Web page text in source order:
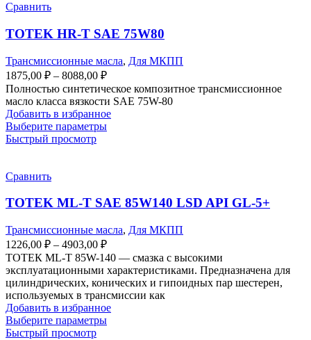
Сравнить
TOTEK HR-T SAE 75W80
Трансмиссионные масла, Для МКПП
1875,00 ₽ – 8088,00 ₽
Полностью синтетическое композитное трансмиссионное
масло класса вязкости SAE 75W-80
Добавить в избранное
Выберите параметры
Быстрый просмотр
Сравнить
TOTEK ML-T SAE 85W140 LSD API GL-5+
Трансмиссионные масла, Для МКПП
1226,00 ₽ – 4903,00 ₽
ТОТЕК ML-T 85W-140 — смазка с высокими
эксплуатационными характеристиками. Предназначена для
цилиндрических, конических и гипоидных пар шестерен,
используемых в трансмиссии как
Добавить в избранное
Выберите параметры
Быстрый просмотр